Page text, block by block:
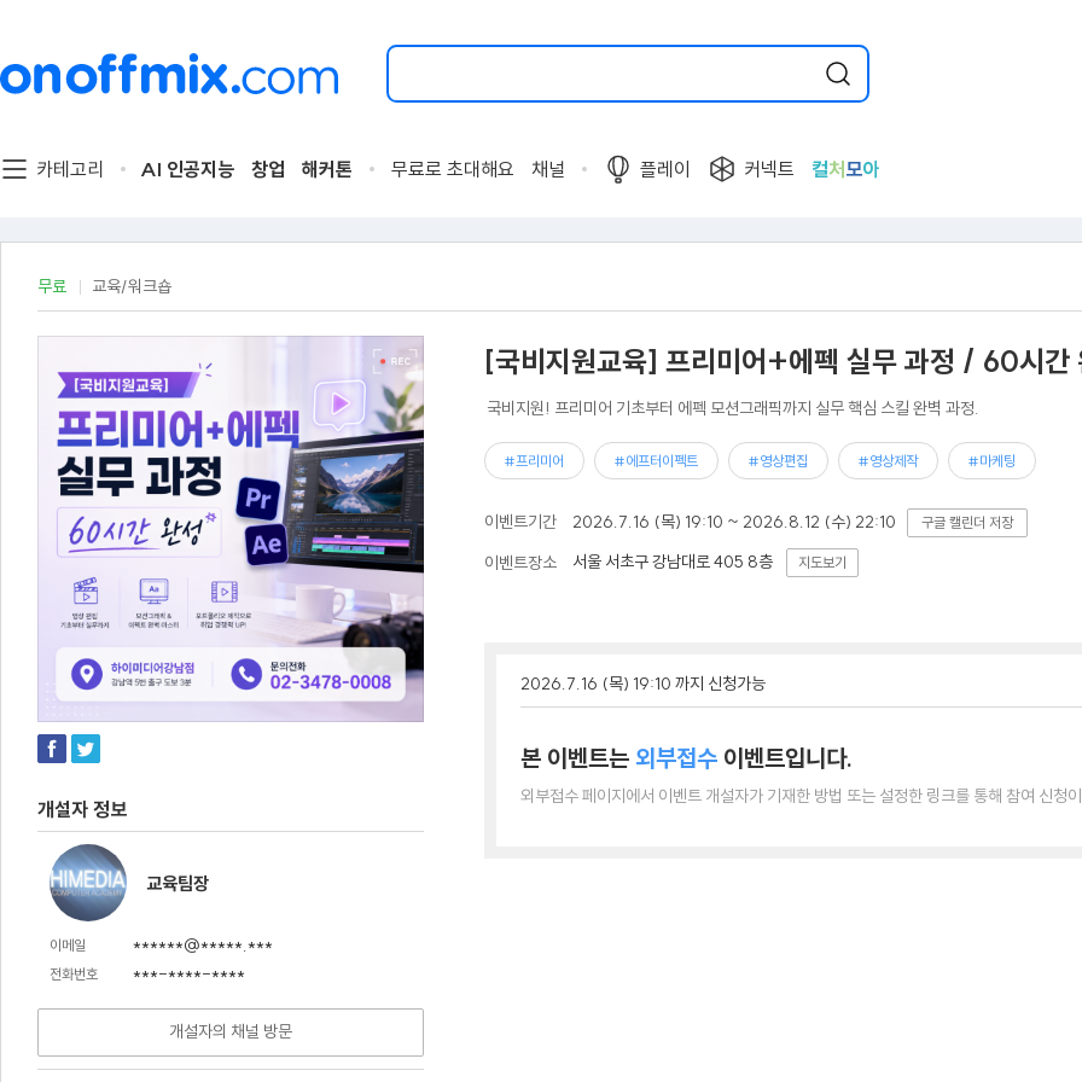
검
할
트
를
해
요.
카테고리 AI 인공지능 창업 해커톤 무료로 초대해요 채널 플레이 커넥트 컬처 모아
무료 교육/워크숍
개설자 정보
교육팀장
이메일 ******@*****.***
전화번호 ***-****-****
개설자의 채널 방문
[국비지원교육] 프리미어+에펙 실무 과정 / 60시간
국비지원! 프리미어 기초부터 에펙 모션그래픽까지 실무 핵심 스킬 완벽 과정.
#프리미어 #에프터이펙트 #영상편집 #영상제작 #마케팅
이벤트기간 2026.7.16 (목) 19:10 ~ 2026.8.12 (수) 22:10 구글 캘린더 저장
이벤트장소 서울 서초구 강남대로 405 8층 지도보기
2026.7.16 (목) 19:10 까지 신청가능
본 이벤트는 외부접수 이벤트입니다.
외부접수 페이지에서 이벤트 개설자가 기재한 방법 또는 설정한 링크를 통해 참여 신청